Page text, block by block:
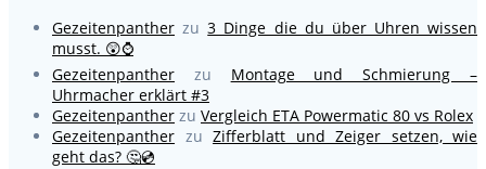
Gezeitenpanther zu3 Dinge die du über Uhren wissen
musst. 😲⌚
Gezeitenpanther zu Montage und Schmierung –
Uhrmacher erklärt #3
Gezeitenpanther zu Vergleich ETA Powermatic 80 vs Rolex
Gezeitenpanther zu Zifferblatt und Zeiger setzen, wie
geht das? 🤔💿